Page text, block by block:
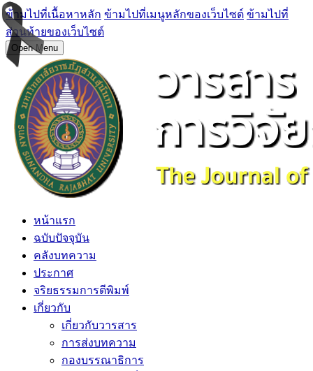
ข้ามไปที่เนื้อหาหลัก ข้ามไปที่เมนูหลักของเว็บไซต์ ข้ามไปที่
ส่วนท้ายของเว็บไซต์
Open Menu
หน้าแรก
ฉบับปัจจุบัน
คลังบทความ
ประกาศ
จริยธรรมการตีพิมพ์
เกี่ยวกับ
เกี่ยวกับวารสาร
การส่งบทความ
กองบรรณาธิการ